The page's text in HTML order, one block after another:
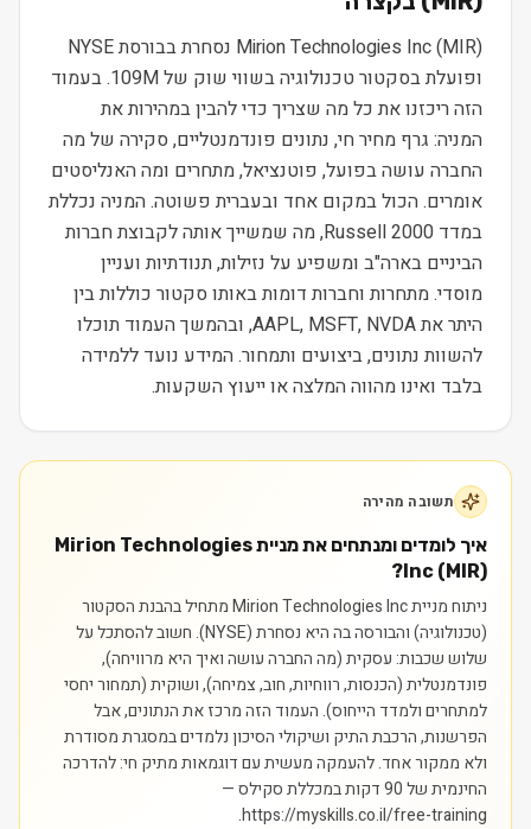
Mirion Technologies Inc (MIR) נסחרת בבורסת NYSE
ופועלת בסקטור טכנולוגיה בשווי שוק של 109M. בעמוד
הזה ריכזנו את כל מה שצריך כדי להבין במהירות את
המניה: גרף מחיר חי, נתונים פונדמנטליים, סקירה של מה
החברה עושה בפועל, פוטנציאל, מתחרים ומה האנליסטים
אומרים. הכול במקום אחד ובעברית פשוטה. המניה נכללת
במדד Russell 2000, מה שמשייך אותה לקבוצת חברות
הביניים בארה"ב ומשפיע על נזילות, תנודתיות ועניין
מוסדי. מתחרות וחברות דומות באותו סקטור כוללות בין
היתר את AAPL, MSFT, NVDA, ובהמשך העמוד תוכלו
להשוות נתונים, ביצועים ותמחור. המידע נועד ללמידה
בלבד ואינו מהווה המלצה או ייעוץ השקעות.
תשובה מהירה
איך לומדים ומנתחים את מניית Mirion Technologies
Inc (MIR)?
ניתוח מניית Mirion Technologies Inc מתחיל בהבנת הסקטור
(טכנולוגיה) והבורסה בה היא נסחרת (NYSE). חשוב להסתכל על
שלוש שכבות: עסקית (מה החברה עושה ואיך היא מרוויחה),
פונדמנטלית (הכנסות, רווחיות, חוב, צמיחה), ושוקית (תמחור יחסי
למתחרים ולמדד הייחוס). העמוד הזה מרכז את הנתונים, אבל
הפרשנות, הרכבת התיק ושיקולי הסיכון נלמדים במסגרת מסודרת
ולא ממקור אחד.להעמקה מעשית עם דוגמאות מתיק חי: להדרכה
החינמית של 90 דקות במכללת סקילס —
https://myskills.co.il/free-training.